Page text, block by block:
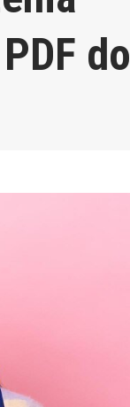
do